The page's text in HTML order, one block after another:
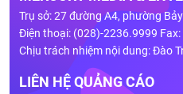
Trụ sở: 27 đường A4, phường
Điện thoại: (028)-2236.9999
Chịu trách nhiệm nội dung: Đào
LIÊN HỆ QUẢNG CÁO